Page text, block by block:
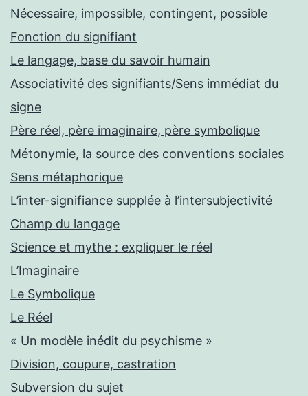
Nécessaire, impossible, contingent, possible
Fonction du signifiant
Le langage, base du savoir humain
Associativité des signifiants/Sens immédiat du
signe
Père réel, père imaginaire, père symbolique
Métonymie, la source des conventions sociales
Sens métaphorique
L’inter-signifiance supplée à l’intersubjectivité
Champ du langage
Science et mythe : expliquer le réel
L’Imaginaire
Le Symbolique
Le Réel
« Un modèle inédit du psychisme »
Division, coupure, castration
Subversion du sujet